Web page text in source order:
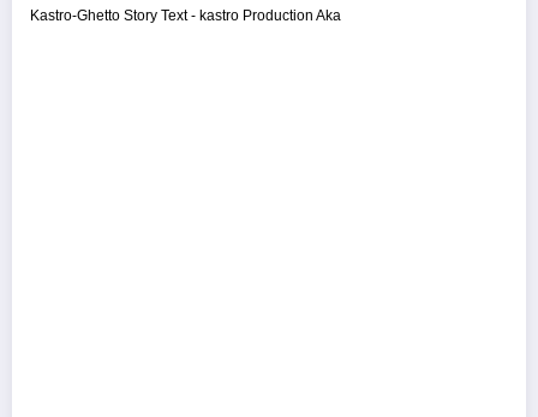
Kastro-Ghetto Story Text - kastro Production Aka